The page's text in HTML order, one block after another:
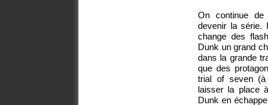
On continue
devenir la série.
change des
Dunk un grand
dans la grande
que des
trial of seven (à
laisser la place
Dunk en